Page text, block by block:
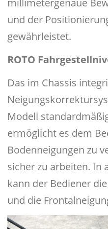
und der
gewährleistet.
ROTO
Das im Chassis
Modell
ermöglicht es dem
Bodenneigungen zu
sicher zu arbeiten. In
kann der Bediener
und die